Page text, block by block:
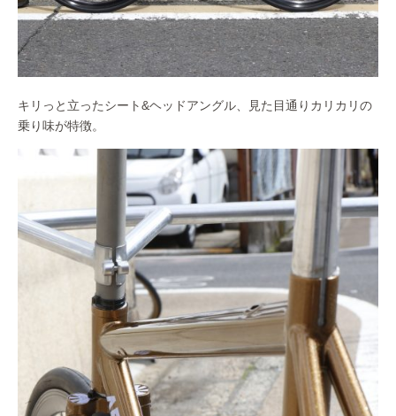
キリっと立ったシート&ヘッドアングル、見た目通りカリカリの
乗り味が特徴。